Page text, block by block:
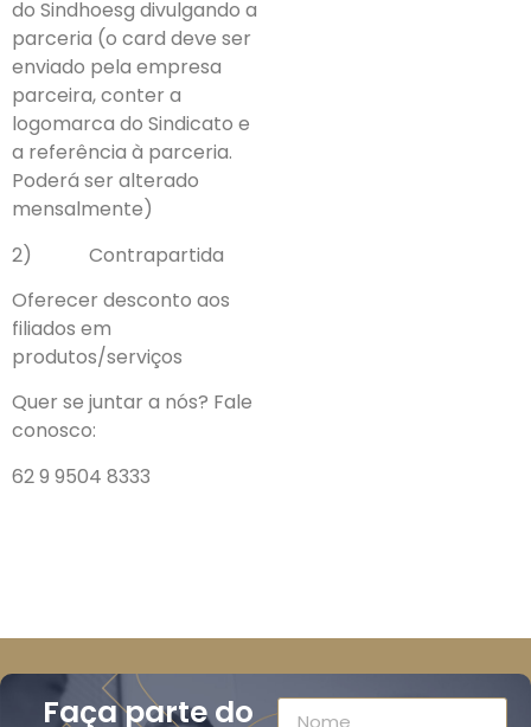
do Sindhoesg divulgando a
parceria (o card deve ser
enviado pela empresa
parceira, conter a
logomarca do Sindicato e
a referência à parceria.
Poderá ser alterado
mensalmente)
2) Contrapartida
Oferecer desconto aos
filiados em
produtos/serviços
Quer se juntar a nós? Fale
conosco:
62 9 9504 8333
Faça parte do